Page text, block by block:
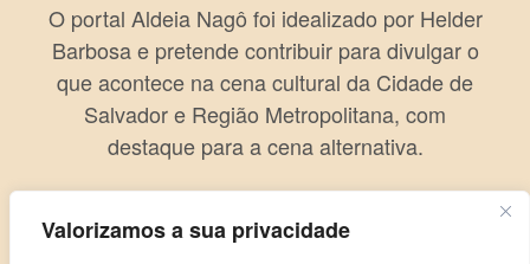
Valorizamos a sua privacidade
O portal Aldeia Nagô foi idealizado por Helder
Barbosa e pretende contribuir para divulgar o
que acontece na cena cultural da Cidade de
Salvador e Região Metropolitana, com
destaque para a cena alternativa.